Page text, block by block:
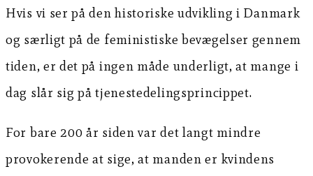
Hvis vi ser på den historiske udvikling i Danmark
og særligt på de feministiske bevægelser gennem
tiden, er det på ingen måde underligt, at mange i
dag slår sig på tjenestedelingsprincippet.
For bare 200 år siden var det langt mindre
provokerende at sige, at manden er kvindens